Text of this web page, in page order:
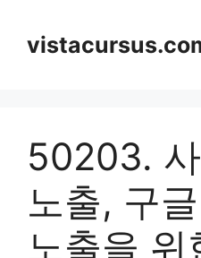
content
50203.
노출, 구
노출을 위